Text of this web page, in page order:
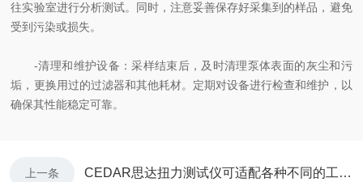
往实验室进行分析测试。同时，注意妥善保存好采集到的样品，避免
受到污染或损失。
-清理和维护设备：采样结束后，及时清理泵体表面的灰尘和污
垢，更换用过的过滤器和其他耗材。定期对设备进行检查和维护，以
确保其性能稳定可靠。
上一条 CEDAR思达扭力测试仪可适配各种不同的工况需求